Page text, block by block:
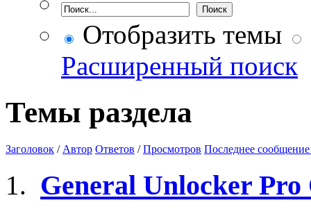
Отобразить темы
Расширенный поиск
Темы раздела
Заголовок / Автор Ответов /Просмотров Последнее сообщение
General Unlocker